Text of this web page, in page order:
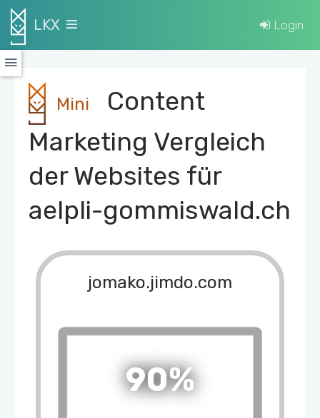
LKX Login
Mini
Content
Marketing Vergleich
der Websites für
aelpli-gommiswald.ch
jomako.jimdo.com
90%